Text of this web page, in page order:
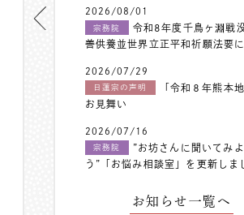
2026/08/01
宗務院
令和8年度千鳥ヶ淵戦
善供養並世界立正平和祈願法要
2026/07/29
日蓮宗の声明
「令和８年熊本
お見舞い
2026/07/16
宗務院
”お坊さんに聞いてみよ
う”「お悩み相談室」を更新しま
お知らせ一覧へ